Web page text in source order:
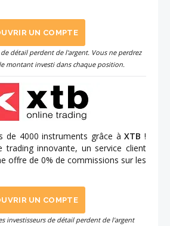
UN COMPTE
de détail perdent de l'argent. Vous ne perdrez
montant investi dans chaque position.
de 4000 instruments grâce àXTB !
trading innovante, un service client
offre de 0% de commissions sur les
UN COMPTE
investisseurs de détail perdent de l'argent